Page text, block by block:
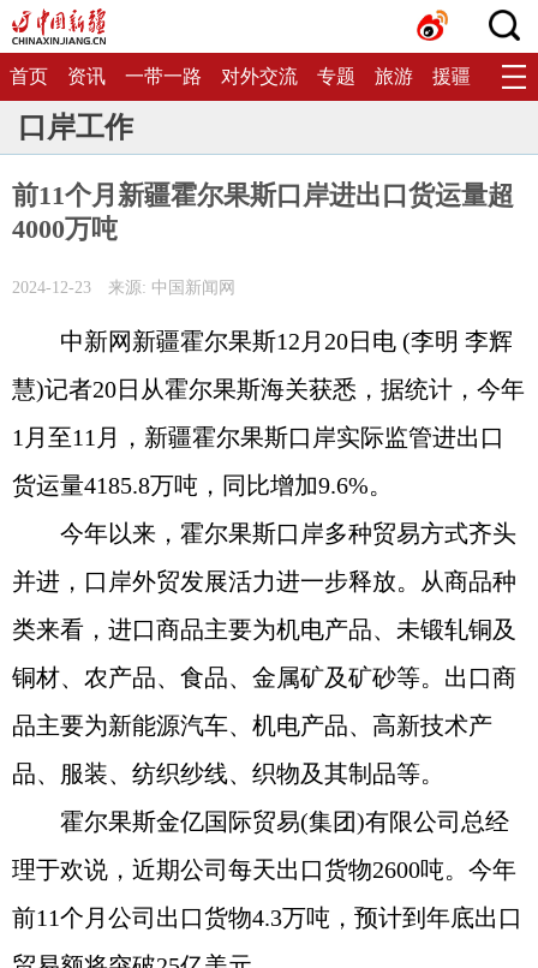
首页 资讯 一带一路 对外交流 专题 旅游 援疆 生态
口岸工作
前11个月新疆霍尔果斯口岸进出口货运量超
4000万吨
2024-12-23 来源: 中国新闻网
中新网新疆霍尔果斯12月20日电 (李明 李辉
慧)记者20日从霍尔果斯海关获悉，据统计，今年
1月至11月，新疆霍尔果斯口岸实际监管进出口
货运量4185.8万吨，同比增加9.6%。
今年以来，霍尔果斯口岸多种贸易方式齐头
并进，口岸外贸发展活力进一步释放。从商品种
类来看，进口商品主要为机电产品、未锻轧铜及
铜材、农产品、食品、金属矿及矿砂等。出口商
品主要为新能源汽车、机电产品、高新技术产
品、服装、纺织纱线、织物及其制品等。
霍尔果斯金亿国际贸易(集团)有限公司总经
理于欢说，近期公司每天出口货物2600吨。今年
前11个月公司出口货物4.3万吨，预计到年底出口